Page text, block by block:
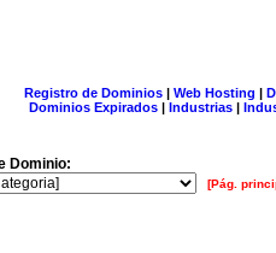
Registro de Dominios| Web Hosting |
Dominios Expirados | Industrias |
Dominio:
[Pág.